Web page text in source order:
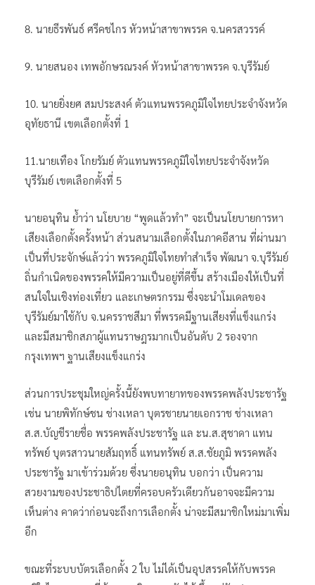
8. นายธีรพันธ์ ศรีคชไกร หัวหน้าสาขาพรรค จ.นครสวรรค์
9. นายสนอง เทพอักษรณรงค์ หัวหน้าสาขาพรรค จ.บุรีรัมย์
10. นายยิ่งยศ สมประสงค์ ตัวแทนพรรคภูมิใจไทยประจำจังหวัด
อุทัยธานี เขตเลือกตั้งที่ 1
11.นายเทือง โกยรัมย์ ตัวแทนพรรคภูมิใจไทยประจำจังหวัด
บุรีรัมย์ เขตเลือกตั้งที่ 5
นายอนุทิน ย้ำว่า นโยบาย “พูดแล้วทำ” จะเป็นนโยบายการหา
เสียงเลือกตั้งครั้งหน้า ส่วนสนามเลือกตั้งในภาคอีสาน ที่ผ่านมา
เป็นที่ประจักษ์แล้วว่า พรรคภูมิใจไทยทำสำเร็จ พัฒนา จ.บุรีรัมย์
ถิ่นกำเนิดของพรรคให้มีความเป็นอยู่ที่ดีขึ้น สร้างเมืองให้เป็นที่
สนใจในเชิงท่องเที่ยว และเกษตรกรรม ซึ่งจะนำโมเดลของ
บุรีรัมย์มาใช้กับ จ.นครราชสีมา ที่พรรคมีฐานเสียงที่แข็งแกร่ง
และมีสมาชิกสภาผู้แทนราษฎรมากเป็นอันดับ 2 รองจาก
กรุงเทพฯ ฐานเสียงแข็งแกร่ง
ส่วนการประชุมใหญ่ครั้งนี้ยังพบทายาทของพรรคพลังประชารัฐ
เช่น นายพิทักษ์ชน ช่างเหลา บุตรชายนายเอกราช ช่างเหลา
ส.ส.บัญชีรายชื่อ พรรคพลังประชารัฐ แล ะน.ส.สุชาดา แทน
ทรัพย์ บุตรสาวนายสัมฤทธิ์ แทนทรัพย์ ส.ส.ชัยภูมิ พรรคพลัง
ประชารัฐ มาเข้าร่วมด้วย ซึ่งนายอนุทิน บอกว่า เป็นความ
สวยงามของประชาธิปไตยที่ครอบครัวเดียวกันอาจจะมีความ
เห็นต่าง คาดว่าก่อนจะถึงการเลือกตั้ง น่าจะมีสมาชิกใหม่มาเพิ่ม
อีก
ขณะที่ระบบบัตรเลือกตั้ง 2 ใบ ไม่ได้เป็นอุปสรรคให้กับพรรค